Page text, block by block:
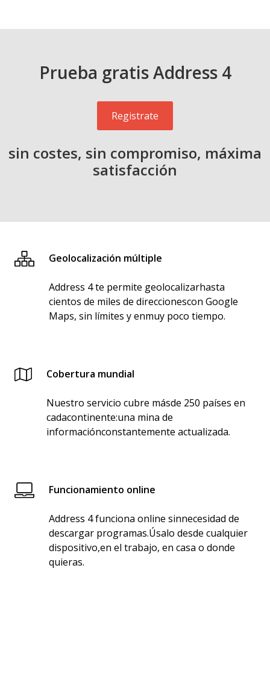
Prueba gratis Address 4
Registrate
sin costes, sin compromiso, máxima
satisfacción
Geolocalización múltiple
Address 4 te permite geolocalizarhasta
cientos de miles de direccionescon Google
Maps, sin límites y enmuy poco tiempo.
Cobertura mundial
Nuestro servicio cubre másde 250 países en
cadacontinente:una mina de
informaciónconstantemente actualizada.
Funcionamiento online
Address 4 funciona online sinnecesidad de
descargar programas.Úsalo desde cualquier
dispositivo,en el trabajo, en casa o donde
quieras.